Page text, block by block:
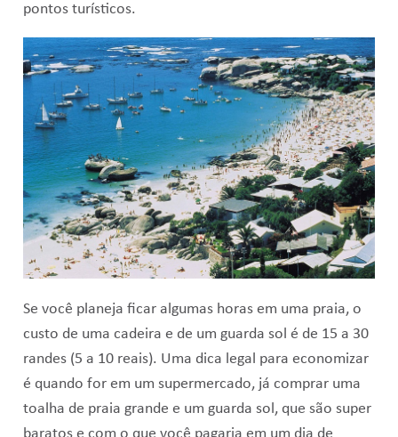
pontos turísticos.
Se você planeja ficar algumas horas em uma praia, o
custo de uma cadeira e de um guarda sol é de 15 a 30
randes (5 a 10 reais). Uma dica legal para economizar
é quando for em um supermercado, já comprar uma
toalha de praia grande e um guarda sol, que são super